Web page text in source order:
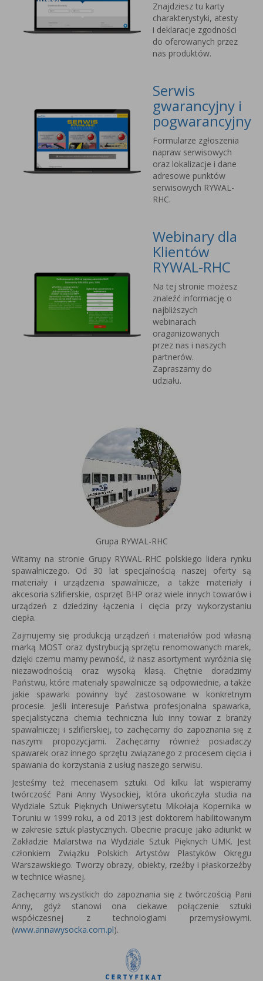
Znajdziesz tu karty
charakterystyki, atesty
i deklaracje zgodności
do oferowanych przez
nas produktów.
Serwis
gwarancyjny i
pogwarancyjny
Formularze zgłoszenia
napraw serwisowych
oraz lokalizacje i dane
adresowe punktów
serwisowych RYWAL-
RHC.
Webinary dla
Klientów
RYWAL-RHC
Na tej stronie możesz
znaleźć informację o
najbliższych
webinarach
oraganizowanych
przez nas i naszych
partnerów.
Zapraszamy do
udziału.
Grupa RYWAL-RHC
Witamy na stronie Grupy RYWAL-RHC polskiego lidera rynku
spawalniczego. Od 30 lat specjalnością naszej oferty są
materiały i urządzenia spawalnicze, a także materiały i
akcesoria szlifierskie, osprzęt BHP oraz wiele innych towarów i
urządzeń z dziedziny łączenia i cięcia przy wykorzystaniu
ciepła.
Zajmujemy się produkcją urządzeń i materiałów pod własną
marką MOST oraz dystrybucją sprzętu renomowanych marek,
dzięki czemu mamy pewność, iż nasz asortyment wyróżnia się
niezawodnością oraz wysoką klasą. Chętnie doradzimy
Państwu, które materiały spawalnicze są odpowiednie, a także
jakie spawarki powinny być zastosowane w konkretnym
procesie. Jeśli interesuje Państwa profesjonalna spawarka,
specjalistyczna chemia techniczna lub inny towar z branży
spawalniczej i szlifierskiej, to zachęcamy do zapoznania się z
naszymi propozycjami. Zachęcamy również posiadaczy
spawarek oraz innego sprzętu związanego z procesem cięcia i
spawania do korzystania z usług naszego serwisu.
Jesteśmy też mecenasem sztuki. Od kilku lat wspieramy
twórczość Pani Anny Wysockiej, która ukończyła studia na
Wydziale Sztuk Pięknych Uniwersytetu Mikołaja Kopernika w
Toruniu w 1999 roku, a od 2013 jest doktorem habilitowanym
w zakresie sztuk plastycznych. Obecnie pracuje jako adiunkt w
Zakładzie Malarstwa na Wydziale Sztuk Pięknych UMK. Jest
członkiem Związku Polskich Artystów Plastyków Okręgu
Warszawskiego. Tworzy obrazy, obiekty, rzeźby i płaskorzeźby
w technice własnej.
Zachęcamy wszystkich do zapoznania się z twórczością Pani
Anny, gdyż stanowi ona ciekawe połączenie sztuki
współczesnej z technologiami przemysłowymi.
(www.annawysocka.com.pl).